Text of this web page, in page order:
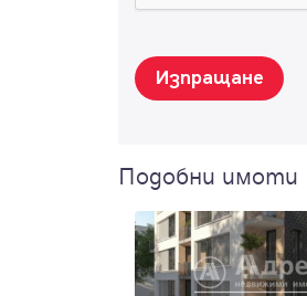
Изпращане
Подобни имоти